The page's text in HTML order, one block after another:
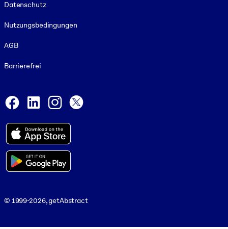
Datenschutz
Nutzungsbedingungen
AGB
Barrierefrei
Facebook
LinkedInInstagram
© 1999-2026, getAbstract